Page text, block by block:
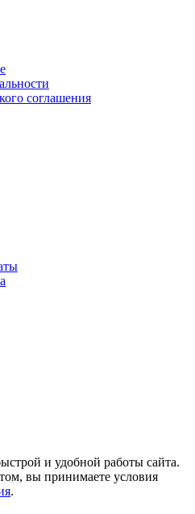
соглашения
и удобной работы сайта.
вы принимаете условия
.